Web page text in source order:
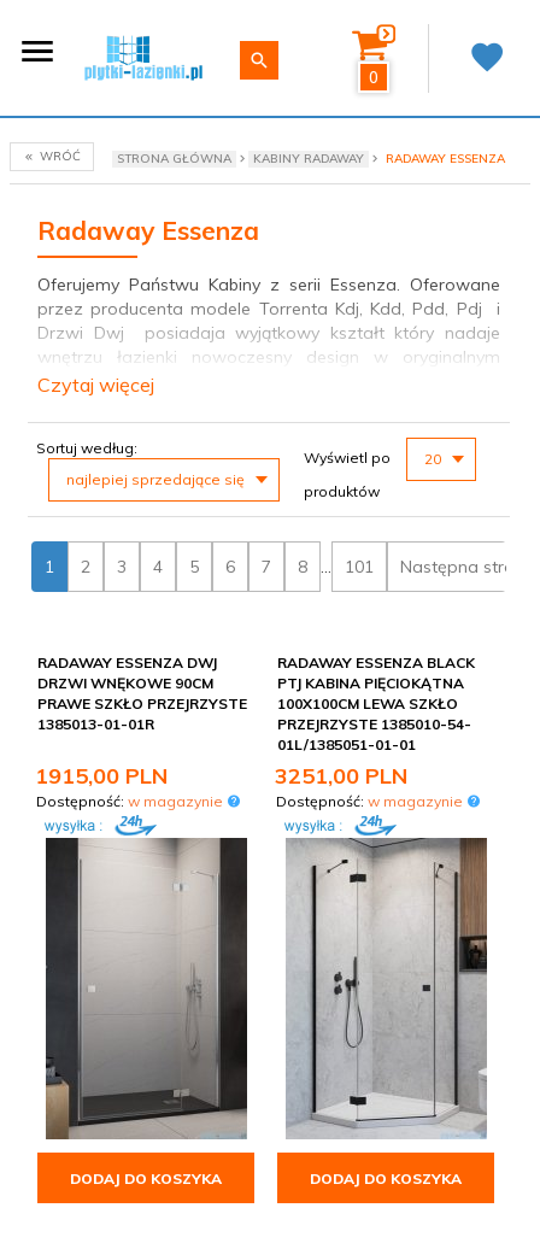
0
WRÓĆ STRONA GŁÓWNA KABINY RADAWAY RADAWAY ESSENZA
Radaway Essenza
Oferujemy Państwu Kabiny z serii Essenza. Oferowane
przez producenta modele Torrenta Kdj, Kdd, Pdd, Pdj i
Drzwi Dwj
posiadaja wyjątkowy kształt który nadaje
wnętrzu łazienki nowoczesny design w oryginalnym
stylu.Ze względu na różnorodność oferowanych kabin z
mają Państwo możliwość zakupu kabiny spełniającej
nawet najwyższe wymagania. Istotnym atutem tej serii
jest możliwość montowania kabin i drzwi bezpośrednio
na posadzce.Solidna jakość wykonania oraz
skorzystania z naszej oferty na
Kabiny i drzwi Radaway
Essenza- proponujemy atrakcyjne rabaty.
Czytaj więcej
Sortuj według:
najlepiej sprzedające się
Wyświetl po
20
produktów
1 2 3 4 5 6 7 8 ... 101 Następna strona
RADAWAY ESSENZA DWJ
DRZWI WNĘKOWE 90CM
PRAWE SZKŁO PRZEJRZYSTE
1385013-01-01R
1915,00 PLN
Dostępność: w magazynie
DODAJ DO KOSZYKA
RADAWAY ESSENZA BLACK
PTJ KABINA PIĘCIOKĄTNA
100X100CM LEWA SZKŁO
PRZEJRZYSTE 1385010-54-
01L/1385051-01-01
3251,00 PLN
Dostępność: w magazynie
DODAJ DO KOSZYKA